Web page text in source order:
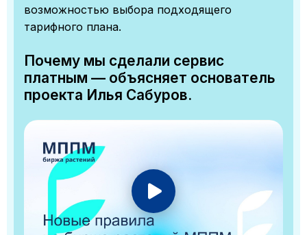
возможностью выбора подходящего
тарифного плана.
Почему мы сделали сервис
платным — объясняет основатель
проекта Илья Сабуров.